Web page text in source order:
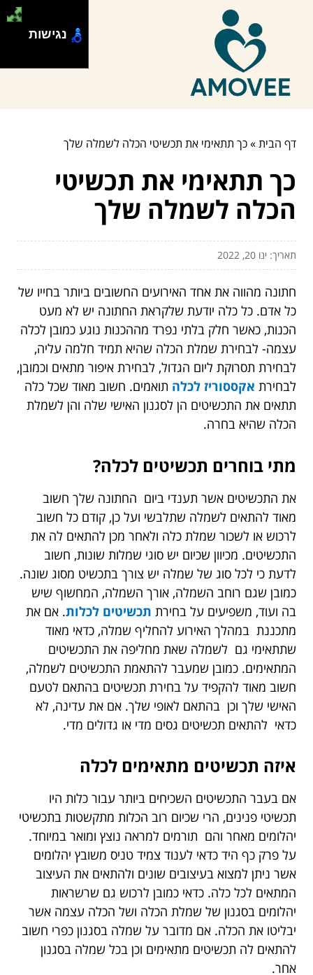
דף הבית»כך תתאימי את תכשיטי הכלה לשמלה שלך
כך תתאימי את תכשיטי
הכלה לשמלה שלך
תאריך: ינו 20, 2022
חתונה מהווה את אחד האירועים החשובים ביותר בחייו של
כל אדם. כל כלה יודעת שלקראת החתונה יש לא מעט
הכנות, כאשר חלק בלתי נפרד מההכנות נוגע כמובן לכלה
עצמה- לבחירת שמלת הכלה שהיא תמיד חלמה עליה,
לבחירת תסרוקת ליום הגדול, לבחירת איפור מתאים וכמובן,
לבחירת אקססוריז לכלה תואמים. חשוב מאוד שכל כלה
תתאים את התכשיטים הן לסגנון האישי שלה והן לשמלת
הכלה שהיא בחרה.
מתי בוחרים תכשיטים לכלה?
את התכשיטים אשר תענדי ביום החתונה שלך חשוב
מאוד להתאים לשמלה שתלבשי ועל כן, קודם כל חשוב
לרכוש או לשכור שמלת כלה ולאחר מכן להתאים לה את
התכשיטים. מכיוון שכיום יש סוגי שמלות שונות, חשוב
לדעת כי לכל סוג של שמלה יש צורך בתכשיט מסוג שונה.
כמובן שגם רוחב השמלה, אורך השמלה, המחשוף שיש
בה ועוד, משפיעים על בחירת תכשיטים לכלות. אם את
מתכננת במהלך האירוע להחליף שמלה, כדאי מאוד
שתתאימי גם לשמלה שאת מחליפה את התכשיטים
המתאימים. כמובן שמעבר להתאמת התכשיטים לשמלה,
חשוב מאוד להקפיד על בחירת תכשיטים בהתאם לטעם
האישי שלך וכן בהתאם לאופי שלך. אם את עדינה, לא
כדאי להתאים תכשיטים גסים מדי או גדולים מדי.
איזה תכשיטים מתאימים לכלה
אם בעבר התכשיטים השכיחים ביותר עבור כלות היו
תכשיטי פנינים, הרי שכיום רוב הכלות מתקשטות בתכשיטי
יהלומים מאחר והם תורמים למראה נוצץ ומואר במיוחד.
על פרק כף היד כדאי לענוד צמיד טניס משובץ יהלומים
אשר ניתן למצוא בעיצובים שונים ולהתאים את העיצוב
המתאים לכל כלה. כדאי כמובן לרכוש גם שרשראות
יהלומים בסגנון של שמלת הכלה ושל הכלה עצמה אשר
יבליטו את הכלה. אם מדובר על שמלה בסגנון כפרי חשוב
להתאים לה תכשיטים מתאימים וכן בכל שמלה בסגנון
אחר.
נגישות